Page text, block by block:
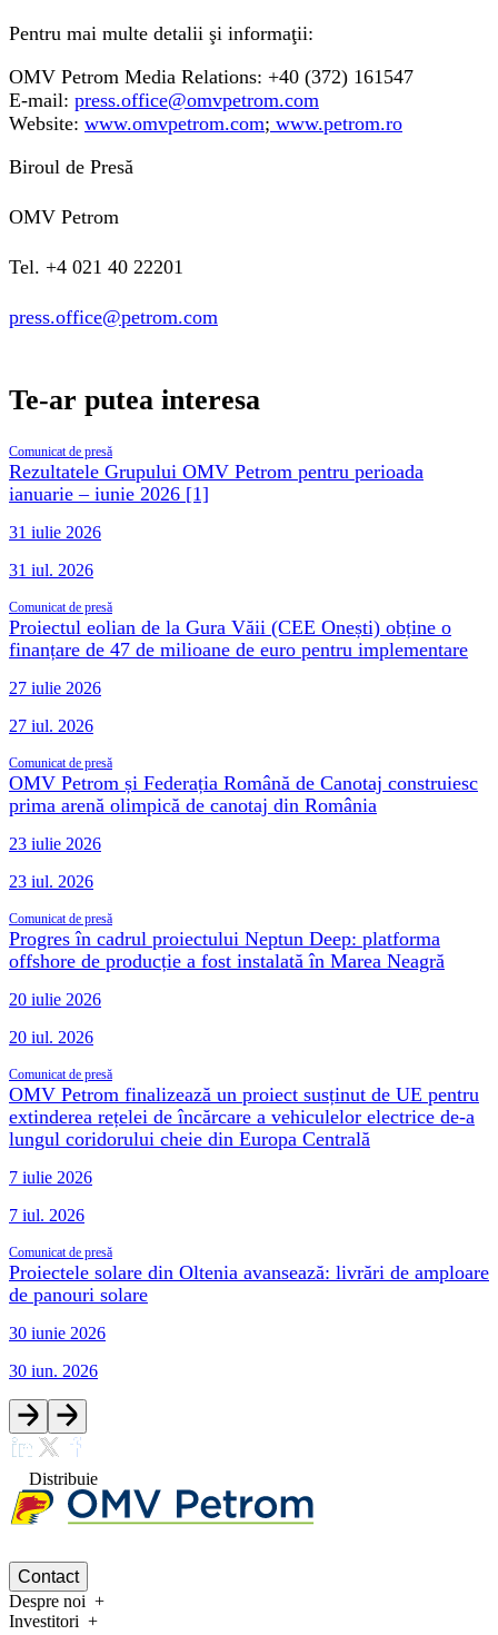
Pentru mai multe detalii şi informaţii:
OMV Petrom Media Relations: +40 (372) 161547
E-mail: press.office@omvpetrom.com
Website: www.omvpetrom.com; www.petrom.ro
Biroul de Presă
OMV Petrom
Tel. +4 021 40 22201
press.office@petrom.com
Te-ar putea interesa
Comunicat de presă
Rezultatele Grupului OMV Petrom pentru perioada
ianuarie – iunie 2026 [1]
31 iulie 2026
31 iul. 2026
Comunicat de presă
Proiectul eolian de la Gura Văii (CEE Onești) obține o
finanțare de 47 de milioane de euro pentru implementare
27 iulie 2026
27 iul. 2026
Comunicat de presă
OMV Petrom și Federația Română de Canotaj construiesc
prima arenă olimpică de canotaj din România
23 iulie 2026
23 iul. 2026
Comunicat de presă
Progres în cadrul proiectului Neptun Deep: platforma
offshore de producție a fost instalată în Marea Neagră
20 iulie 2026
20 iul. 2026
Comunicat de presă
OMV Petrom finalizează un proiect susținut de UE pentru
extinderea rețelei de încărcare a vehiculelor electrice de-a
lungul coridorului cheie din Europa Centrală
7 iulie 2026
7 iul. 2026
Comunicat de presă
Proiectele solare din Oltenia avansează: livrări de amploare
de panouri solare
30 iunie 2026
30 iun. 2026
Distribuie
Contact
Despre noi
Investitori